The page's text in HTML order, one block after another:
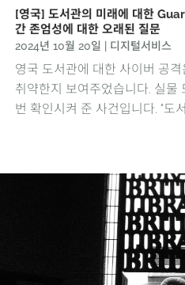
[영국] 도서관의 미래에 대한
간 존엄성에 대한 오래된 질문
2024년 10월 20일 디지털서비스
영국 도서관에 대한 사이버 공
취약한지 보여주었습니다. 실물
번 확인시켜 준 사건입니다. "도